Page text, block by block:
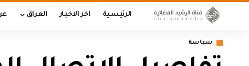
الرئيسية اخر الاخبار العراق
سياسة